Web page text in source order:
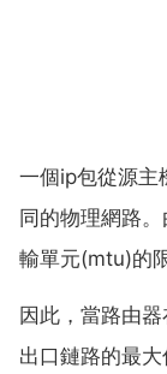
一個ip包從源主
同的物理網路
輸單元(mtu)的
因此，當路由
出口鏈路的最